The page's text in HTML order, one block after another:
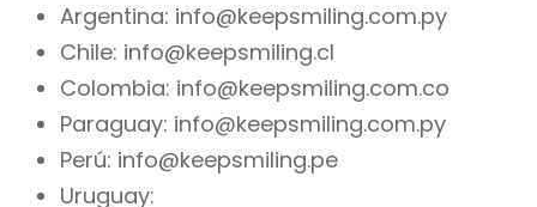
Argentina: info@keepsmiling.com.py
Chile: info@keepsmiling.cl
Colombia: info@keepsmiling.com.co
Paraguay: info@keepsmiling.com.py
Perú: info@keepsmiling.pe
Uruguay: